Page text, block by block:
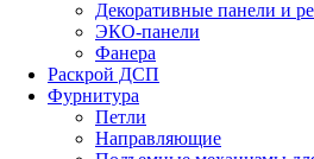
Декоративные панели и
ЭКО-панели
Фанера
Раскрой ДСП
Фурнитура
Петли
Направляющие